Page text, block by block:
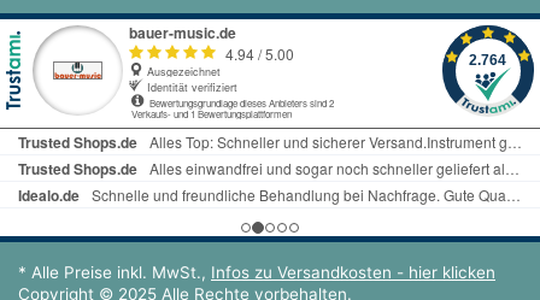
* Alle Preise inkl. MwSt., Infos zu Versandkosten - hier klicken
Copyright © 2025 Alle Rechte vorbehalten.